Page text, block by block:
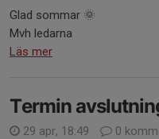
Glad sommar 🌞
Mvh ledarna
Läs mer
Termin
29 apr, 18:49
0